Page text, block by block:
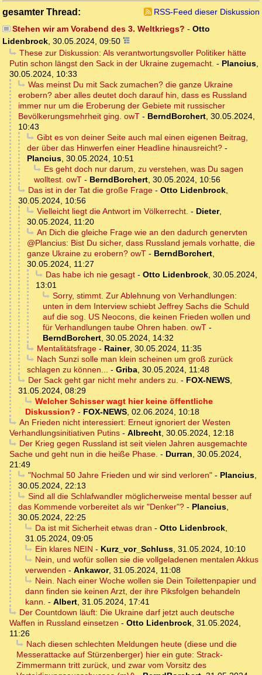
gesamter Thread:
RSS-Feed dieser Diskussion
Stehen wir am Vorabend des 3. Weltkriegs? - Otto
Lidenbrock 30.05.2024, 09:50
These zur Diskussion: Als verantwortungsvoller Politiker hätte
Putin schon längst den Sack in der Ukraine zugemacht. - Plancius
30.05.2024, 10:33
Was meinst Du mit Sack zumachen? die ganze Ukraine
erobern? aber alles deutet doch darauf hin, dass es Russland
immer nur um die Eroberung der Gebiete mit russischer
Bevölkerungsmehrheit ging. owT - BerndBorchert 30.05.2024,
10:43
Gibt es von deiner Seite auch mal einen eigenen Beitrag,
der über das Hinwerfen einer Headline hinausreicht? -
Plancius 30.05.2024, 10:51
Es geht doch nur darum, zu verstehen, was Du sagen
wolltest. owT - BerndBorchert 30.05.2024, 10:56
Das ist in der Tat die große Frage- Otto Lidenbrock,
30.05.2024, 10:56
Vielleicht liegt die Antwort im Völkerrecht. - Dieter,
30.05.2024, 11:20
An Dich die gleiche Frage wie an den dadurch genervten
@Plancius: Bist Du sicher, dass Russland jemals vorhatte, die
ganze Ukraine zu erobern? owT - BerndBorchert
30.05.2024, 11:27
Das habe ich nie gesagt- Otto Lidenbrock, 30.05.2024,
13:01
Sorry, stimmt. Zur Ablehnung von Verhandlungen:
unten in dem Interview schiebt Jeffrey Sachs die Schuld
auf die sog. US Neocons, die keinen Frieden wollen und
für Verhandlungen taube Ohren haben. owT -
BerndBorchert 30.05.2024, 14:32
Mentalitätsfrage- Rainer, 30.05.2024, 11:35
Nach Sunzi solle man klein scheinen um groß zurück
schlagen zu können...
- Griba 30.05.2024, 11:48
Der Sack geht gar nicht mehr anders zu. - FOX-NEWS,
31.05.2024, 08:29
Welcher Schisser wagt hier keine öffentliche
Diskussion? - FOX-NEWS 02.06.2024, 10:18
An Frieden nicht interessiert: Erneut ignoriert der Westen
Verhandlungsinitiativen Putins - Albrecht 30.05.2024, 12:18
Der Krieg gegen Russland ist seit vielen Jahren ausgemachte
Sache und geht nun in die heiße Phase. - Durran 30.05.2024,
21:49
"Nochmal 50 Jahre Frieden und wir sind verloren"- Plancius,
30.05.2024, 22:13
Sind all die Schlafwandler möglicherweise mental besser auf
das Kommende vorbereitet als wir "Denker"? - Plancius
30.05.2024, 22:25
Da ist mit Sicherheit etwas dran - Otto Lidenbrock,
31.05.2024, 09:05
Ein klares NEIN - Kurz_vor_Schluss, 31.05.2024, 10:10
Nein, und wofür sollen sie die vollgeladenen mentalen Akkus
verwenden - Ankawor, 31.05.2024, 11:08
Nein. Nach einer Woche wollen sie Dein Toilettenpapier und
dann finden sie keinen Arzt, der ihre Piksfolgen behandeln
kann. - Albert 31.05.2024, 17:41
Der Countdown läuft: Die Ukraine darf jetzt auch deutsche
Waffen in Russland einsetzen - Otto Lidenbrock 31.05.2024,
11:26
Nach diesen schlechten Meldungen heute (diese und die
Messerattacke auf Stürzenberger) hier ein gute: Strack-
Zimmermann tritt zurück, und zwar vom Vorsitz des